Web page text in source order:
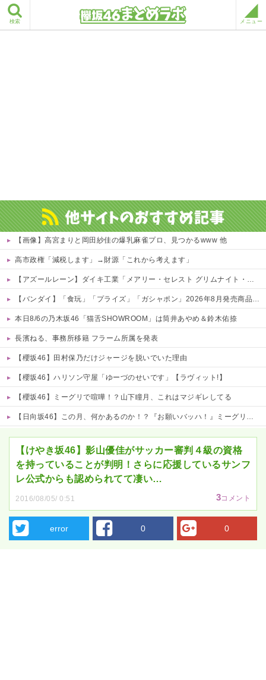
検索 メニュー
【画像】高宮まりと岡田紗佳の爆乳麻雀プロ、見つかるwww 他
高市政権「減税します」→財源「これから考えます」
【アズールレーン】ダイキ工業「メアリー・セレスト グリムナイト・リーパー」フィギュア【10日予約開始】
【バンダイ】「食玩」「プライズ」「ガシャポン」2026年8月発売商品【発売スケジュール】
本日8/6の乃木坂46「猫舌SHOWROOM」は筒井あやめ＆鈴木佑捺
長濱ねる、事務所移籍 フラーム所属を発表
【櫻坂46】田村保乃だけジャージを脱いでいた理由
【櫻坂46】ハリソン守屋「ゆーづのせいです」【ラヴィット!】
【櫻坂46】ミーグリで喧嘩！？山下瞳月、これはマジギレしてる
【日向坂46】この月、何かあるのか！？『お願いバッハ！』ミーグリ日程がこちら
【けやき坂46】影山優佳がサッカー審判４級の資格
を持っていることが判明！さらに応援しているサンフ
レ公式からも認められてて凄い…
2016/08/05/ 0:51 3コメント
error 0 0